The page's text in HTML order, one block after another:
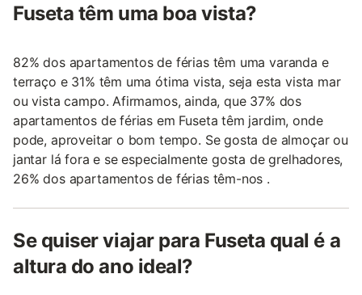
Fuseta têm uma boa vista?
82% dos apartamentos de férias têm uma varanda e
terraço e 31% têm uma ótima vista, seja esta vista mar
ou vista campo. Afirmamos, ainda, que 37% dos
apartamentos de férias em Fuseta têm jardim, onde
pode, aproveitar o bom tempo. Se gosta de almoçar ou
jantar lá fora e se especialmente gosta de grelhadores,
26% dos apartamentos de férias têm-nos .
Se quiser viajar para Fuseta qual é a
altura do ano ideal?